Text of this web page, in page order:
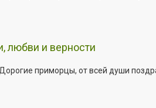
любви и верности
приморцы, от всей души